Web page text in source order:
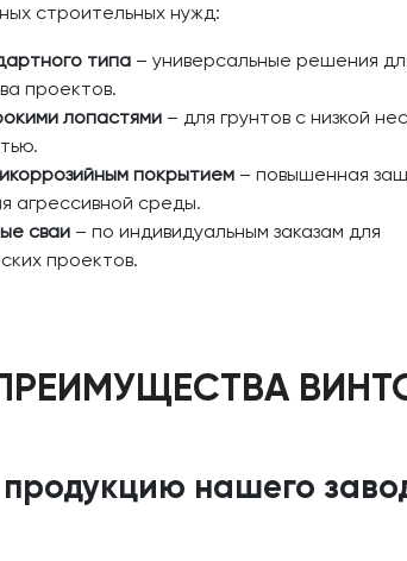
строительных нужд:
типа – универсальные решения
проектов.
лопастями – для грунтов с низкой
покрытием – повышенная
агрессивной среды.
сваи – по индивидуальным заказам для
проектов.
нашего